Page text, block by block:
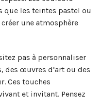
que les teintes pastel ou
une atmosphère
pas à personnaliser
des œuvres d’art ou des
Ces touches
et invitant. Pensez